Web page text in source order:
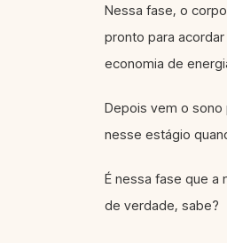
Nessa fase, o
pronto para
economia de
Depois vem o
nesse estágio
É nessa fase que a
de verdade, sabe?